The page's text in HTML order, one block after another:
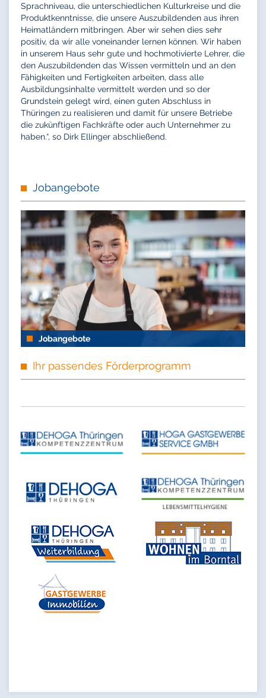
Sprachniveau, die unterschiedlichen Kulturkreise und die
Produktkenntnisse, die unsere Auszubildenden aus ihren
Heimatländern mitbringen. Aber wir sehen dies sehr
positiv, da wir alle voneinander lernen können. Wir haben
in unserem Haus sehr gute und hochmotivierte Lehrer, die
den Auszubildenden das Wissen vermitteln und an den
Fähigkeiten und Fertigkeiten arbeiten, dass alle
Ausbildungsinhalte vermittelt werden und so der
Grundstein gelegt wird, einen guten Abschluss in
Thüringen zu realisieren und damit für unsere Betriebe
die zukünftigen Fachkräfte oder auch Unternehmer zu
haben.“, so Dirk Ellinger abschließend.
Jobangebote
Jobangebote
Ihr passendes Förderprogramm